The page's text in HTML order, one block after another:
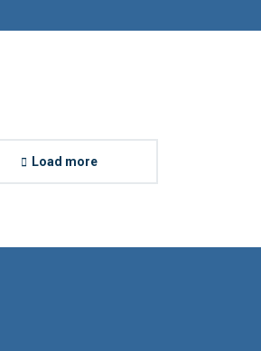
Load more